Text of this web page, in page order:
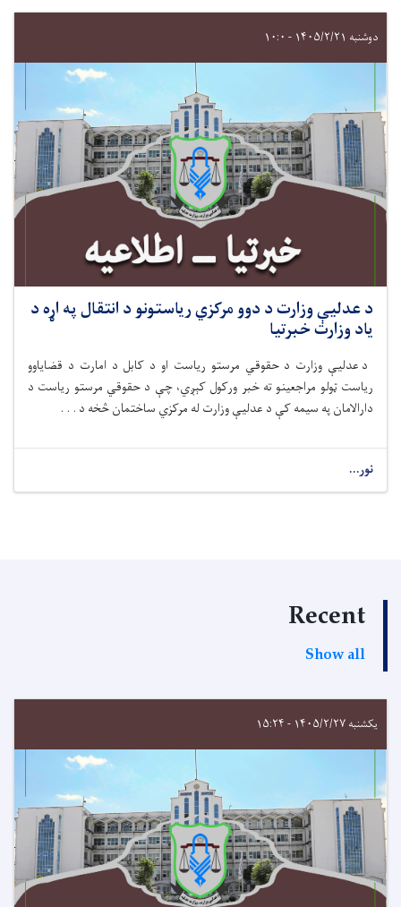
دوشنبه ۱۴۰۵/۲/۲۱ - ۱۰:۰
د عدلیې وزارت د دوو مرکزي ریاستونو د انتقال په اړه د
یاد وزارت خبرتیا
د عدلیې وزارت د حقوقي مرستو ریاست او د کابل د امارت د قضایاوو
ریاست ټولو مراجعینو ته خبر ورکول کېږي، چې د حقوقي مرستو ریاست د
دارالامان په سیمه کې د عدلیې وزارت له مرکزي ساختمان څخه د . . .
نور...
Recent
Show all
یکشنبه ۱۴۰۵/۲/۲۷ - ۱۵:۲۴